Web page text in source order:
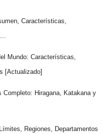
Características,
Mundo: Características,
[Actualizado]
Completo: Hiragana, Katakana y
Regiones, Departamentos